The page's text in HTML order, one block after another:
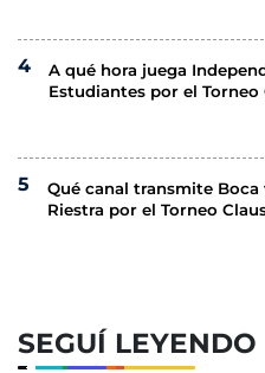
A qué hora juega
Estudiantes por el Torneo
Qué canal transmite Boca
Riestra por el Torneo
SEGUÍ LEYENDO